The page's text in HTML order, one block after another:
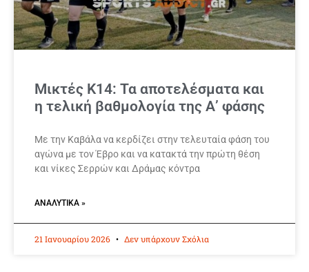
Μικτές Κ14: Τα αποτελέσματα και
η τελική βαθμολογία της Α’ φάσης
Με την Καβάλα να κερδίζει στην τελευταία φάση του
αγώνα με τον Έβρο και να κατακτά την πρώτη θέση
και νίκες Σερρών και Δράμας κόντρα
ΑΝΑΛΥΤΙΚΆ »
21 Ιανουαρίου 2026 Δεν υπάρχουν Σχόλια